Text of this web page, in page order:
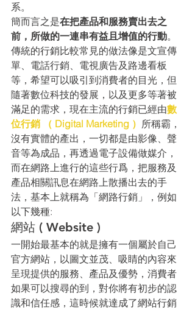
系。
簡而言之是在把產品和服務賣出去之
前，所做的一連串有益且增值的行動。
傳統的行銷比較常見的做法像是文宣傳
單、電話行銷、電視廣告及路邊看板
等，希望可以吸引到消費者的目光，但
隨著數位科技的發展，以及更多等著被
滿足的需求，現在主流的行銷已經由數
位行銷 （ Digital Marketing ） 所稱霸，
沒有實體的產出，一切都是由影像、聲
音等為成品，再透過電子設備做媒介，
而在網路上進行的這些行爲，把服務及
產品相關訊息在網路上散播出去的手
法，基本上就稱為「網路行銷」，例如
以下幾種:
網站 ( Website )
一開始最基本的就是擁有一個屬於自己
官方網站，以圖文並茂、吸睛的內容來
呈現提供的服務、產品及優勢，消費者
如果可以搜尋的到，對你將有初步的認
識和信任感，這時候就達成了網站行銷